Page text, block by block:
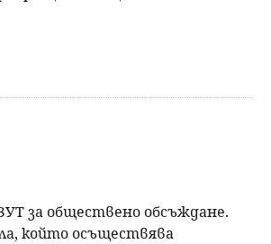
за обществено обсъждане.
който осъществява